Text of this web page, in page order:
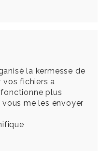
la kermesse de
vos fichiers a
plus
me les envoyer